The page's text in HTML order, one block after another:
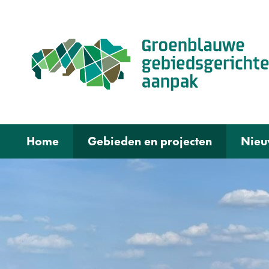
Home Gebieden en projecten